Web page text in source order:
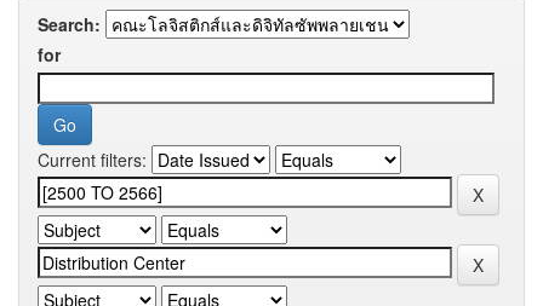
Search:
for
Current filters: